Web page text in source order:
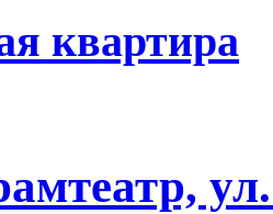
квартира